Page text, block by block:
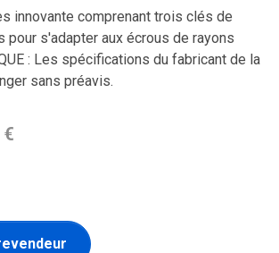
innovante comprenant trois clés de
s'adapter aux écrous de rayons
: Les spécifications du fabricant de la
sans préavis.
€